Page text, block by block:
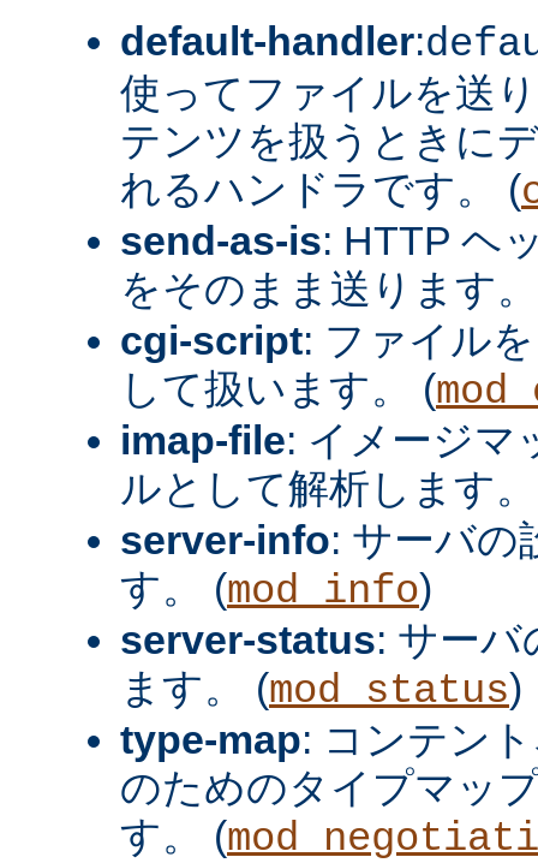
default-handler:
使ってファイルを送
テンツを扱うときに
れるハンドラです。 (
send-as-is: HTTP ヘ
をそのまま送ります
cgi-script: ファイル
して扱います。 (
imap-file: イメージマ
ルとして解析します
server-info: サーバの
す。 (mod_info)
server-status: サーバ
ます。 (mod_status)
type-map: コンテン
のためのタイプマッ
す。 (